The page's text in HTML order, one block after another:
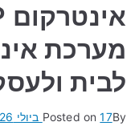
מערכת
לבית
By
Posted on17 ביולי 2026